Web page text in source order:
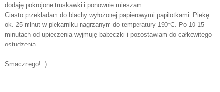
dodaję pokrojone truskawki i ponownie mieszam.
Ciasto przekładam do blachy wyłożonej papierowymi papilotkami. Piekę
ok. 25 minut w piekarniku nagrzanym do temperatury 190*C. Po 10-15
minutach od upieczenia wyjmuję babeczki i pozostawiam do całkowitego
ostudzenia.
Smacznego! :)